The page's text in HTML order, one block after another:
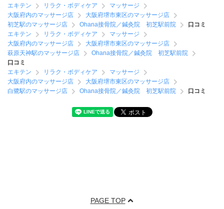
エキテン
リラク・ボディケア
マッサージ
大阪府内のマッサージ店
大阪府堺市東区のマッサージ店
初芝駅のマッサージ店
Ohana接骨院／鍼灸院 初芝駅前院
口コミ
エキテン
リラク・ボディケア
マッサージ
大阪府内のマッサージ店
大阪府堺市東区のマッサージ店
萩原天神駅のマッサージ店
Ohana接骨院／鍼灸院 初芝駅前院
口コミ
エキテン
リラク・ボディケア
マッサージ
大阪府内のマッサージ店
大阪府堺市東区のマッサージ店
白鷺駅のマッサージ店
Ohana接骨院／鍼灸院 初芝駅前院 口コミ
PAGE TOP